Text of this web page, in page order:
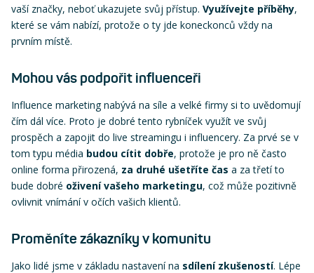
vaší značky, neboť ukazujete svůj přístup. Využívejte příběhy,
které se vám nabízí, protože o ty jde koneckonců vždy na
prvním místě.
Mohou vás podpořit influenceři
Influence marketing nabývá na síle a velké firmy si to uvědomují
čím dál více. Proto je dobré tento rybníček využít ve svůj
prospěch a zapojit do live streamingu i influencery. Za prvé se v
tom typu média budou cítit dobře, protože je pro ně často
online forma přirozená, za druhé ušetříte čas a za třetí to
bude dobré oživení vašeho marketingu, což může pozitivně
ovlivnit vnímání v očích vašich klientů.
Proměníte zákazníky v komunitu
Jako lidé jsme v základu nastavení na sdílení zkušeností. Lépe